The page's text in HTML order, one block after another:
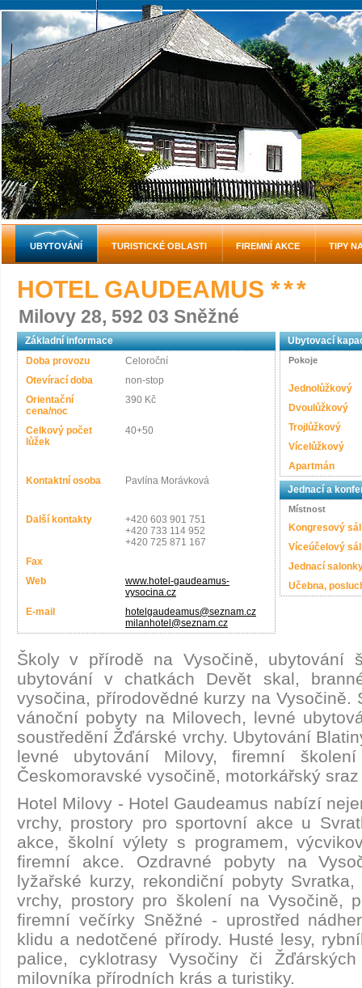
HOTEL GAUDEAMUS * * *
Milovy 28, 592 03 Sněžné
Základní informace
Doba provozu
Celoroční
Otevírací doba
non-stop
Orientační
cena/noc
390 Kč
Celkový počet
lůžek
40+50
Kontaktní osoba Pavlína Morávková
Další kontakty
+420 603 901 751
+420 733 114 952
+420 725 871 167
Fax
Web
www.hotel-gaudeamus-
vysocina.cz
E-mail
hotelgaudeamus@seznam.cz
milanhotel@seznam.cz
Ubytovací
Pokoje
Jednolůžkový
Dvoulůžkový
Trojlůžkový
Vícelůžkový
Apartmán
Jednací a
Místnost
Kongresový sál
Víceúčelový sál
Jednací
Učebna,
Školy v přírodě na Vysočině, ubytování
ubytování v chatkách Devět skal,
vysočina, přírodovědné kurzy na Vysočině.
vánoční pobyty na Milovech, levné
soustředění Žďárské vrchy. Ubytování
levné ubytování Milovy, firemní
Českomoravské vysočině, motorkářský
Hotel Milovy - Hotel Gaudeamus nabízí
vrchy, prostory pro sportovní akce u
akce, školní výlety s programem,
firemní akce. Ozdravné pobyty na
lyžařské kurzy, rekondiční pobyty
vrchy, prostory pro školení na Vysočině,
firemní večírky Sněžné - uprostřed
klidu a nedotčené přírody. Husté lesy,
palice, cyklotrasy Vysočiny či
milovníka přírodních krás a turistiky.
UBYTOVÁNÍ TURISTICKÉ OBLASTI FIREMNÍ AKCE TIPY